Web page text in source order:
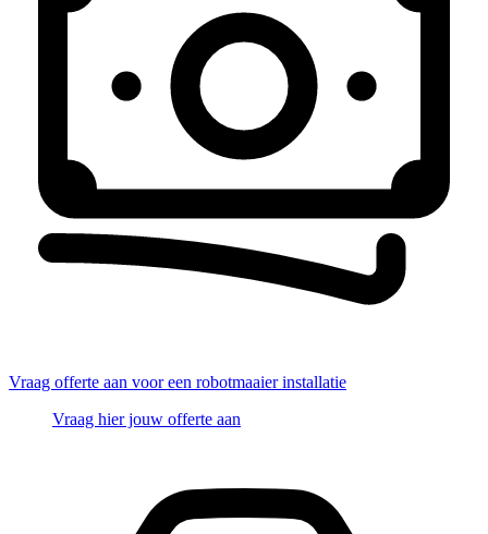
Vraag offerte aan voor een robotmaaier installatie
Vraag hier jouw offerte aan